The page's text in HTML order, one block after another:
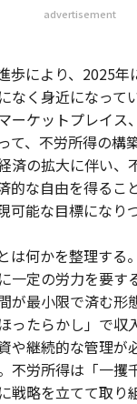
advertisement
歩により、2025年
なく身近になって
ーケットプレイス
て、不労所得の構
済の拡大に伴い、
的な自由を得るこ
可能な目標になり
は何かを整理する
一定の労力を要す
が最小限で済む形
ったらかし」で収
や継続的な管理が
不労所得は「一攫
戦略を立てて取り